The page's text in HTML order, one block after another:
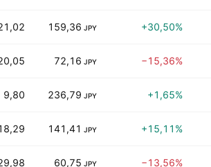
159,36 JPY +30,50%
72,16 JPY −15,36%
9,80 236,79 JPY +1,65%
141,41 JPY +15,11%
60,75 JPY −13,56%